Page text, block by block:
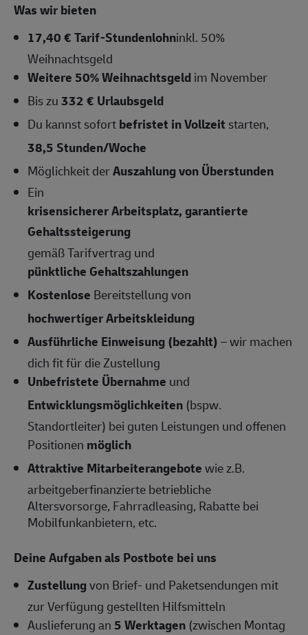
Was wir bieten
17,40 € Tarif-Stundenlohninkl. 50%
Weihnachtsgeld
Weitere 50% Weihnachtsgeldim November
Bis zu332 € Urlaubsgeld
Du kannst sofortbefristet in Vollzeit starten,
38,5Stunden/Woche
Möglichkeit derAuszahlung von Überstunden
Ein
krisensicherer Arbeitsplatz, garantierte
Gehaltssteigerung
gemäß Tarifvertrag und
pünktliche Gehaltszahlungen
Kostenlose Bereitstellung von
hochwertiger Arbeitskleidung
Ausführliche Einweisung (bezahlt)– wir machen
dich fit für die Zustellung
Unbefristete Übernahme und
Entwicklungsmöglichkeiten (bspw.
Standortleiter) bei guten Leistungen und offenen
Positionen möglich
Attraktive Mitarbeiterangebotewie z.B.
arbeitgeberfinanzierte betriebliche
Altersvorsorge, Fahrradleasing, Rabatte bei
Mobilfunkanbietern, etc.
Deine Aufgaben als Postbote bei uns
Zustellungvon Brief- und Paketsendungen mit
zur Verfügung gestellten Hilfsmitteln
Auslieferung an5 Werktagen (zwischen Montag